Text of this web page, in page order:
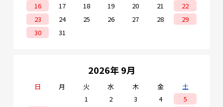
16
17 18 19 20 21
22
23
24 25 26 27 28
29
30
31
2026年 9月
日 月 火 水 木 金
土
1
2 3 4
5